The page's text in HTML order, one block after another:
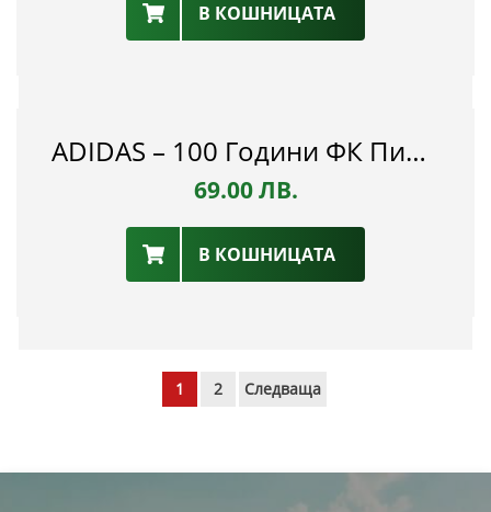
В КОШНИЦАТА
ADIDAS – 100 Години ФК Пирин - ОФИЦИАЛЕН ЕКИП – ЗЕЛЕН – СЕЗОН 2022/23 Г.
69.00ЛВ.
В КОШНИЦАТА
1 2 Cледваща